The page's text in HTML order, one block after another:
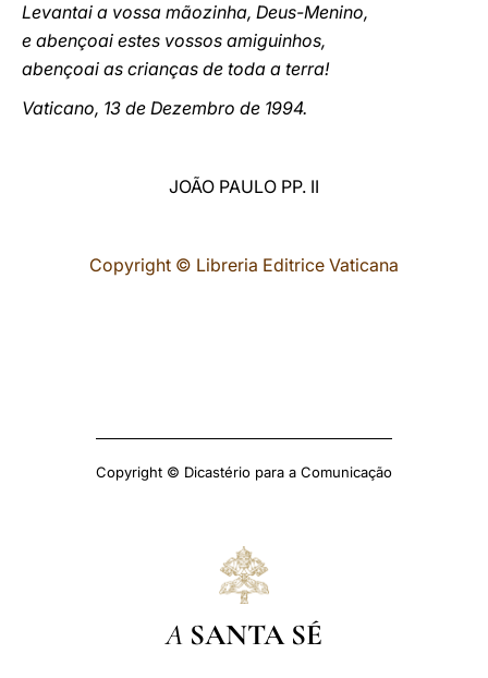
Levantai a vossa mãozinha, Deus-Menino,
e abençoai estes vossos amiguinhos,
abençoai as crianças de toda a terra!
Vaticano, 13 de Dezembro de 1994.
JOÃO PAULO PP. II
Copyright © Libreria Editrice Vaticana
Copyright © Dicastério para a Comunicação
A SANTA SÉ